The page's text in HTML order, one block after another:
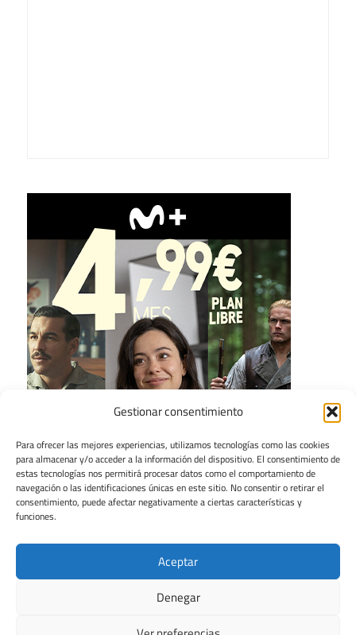
Gestionar consentimiento
Para ofrecer las mejores experiencias, utilizamos tecnologías como las cookies
para almacenar y/o acceder a la información del dispositivo. El consentimiento de
estas tecnologías nos permitirá procesar datos como el comportamiento de
navegación o las identificaciones únicas en este sitio. No consentir o retirar el
consentimiento, puede afectar negativamente a ciertas características y
funciones.
Aceptar
Denegar